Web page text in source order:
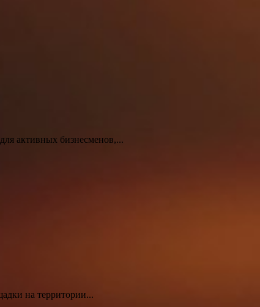
активных бизнесменов,...
на территории...